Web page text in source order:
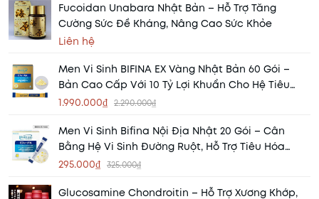
Fucoidan Unabara Nhật Bản – Hỗ Trợ Tăng
Cường Sức Đề Kháng, Nâng Cao Sức Khỏe
Liên hệ
Men Vi Sinh BIFINA EX Vàng Nhật Bản 60 Gói –
Bản Cao Cấp Với 10 Tỷ Lợi Khuẩn Cho Hệ Tiêu
Hóa Khỏe Mạnh
1.990.000₫ 2.290.000₫
Men Vi Sinh Bifina Nội Địa Nhật 20 Gói – Cân
Bằng Hệ Vi Sinh Đường Ruột, Hỗ Trợ Tiêu Hóa
Khỏe Mạnh
295.000₫ 325.000₫
Glucosamine Chondroitin – Hỗ Trợ Xương Khớp,